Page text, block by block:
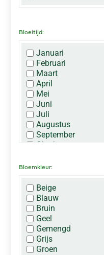
Bloeitijd:
Januari
Februari
Maart
April
Mei
Juni
Juli
Augustus
September
Oktober
December
Bloemkleur:
Beige
Blauw
Bruin
Geel
Gemengd
Grijs
Groen